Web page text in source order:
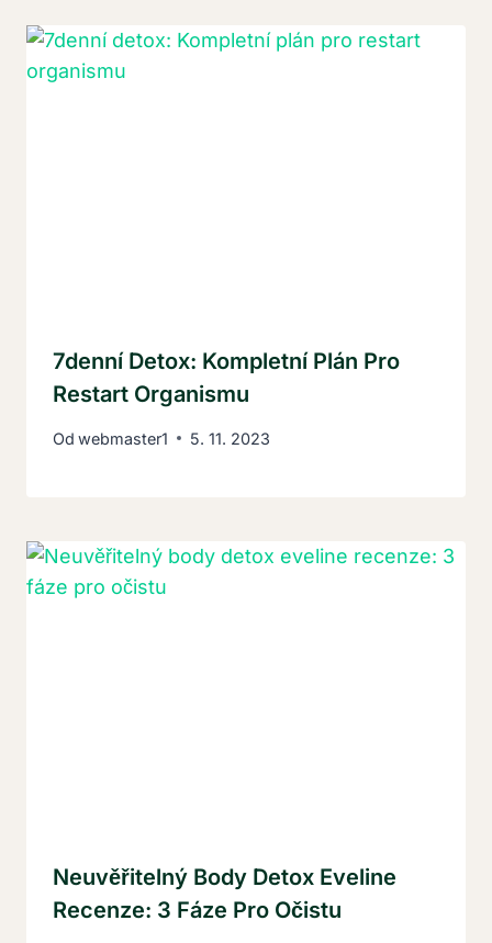
7denní Detox: Kompletní Plán Pro
Restart Organismu
Od webmaster1 5. 11. 2023
Neuvěřitelný Body Detox Eveline
Recenze: 3 Fáze Pro Očistu